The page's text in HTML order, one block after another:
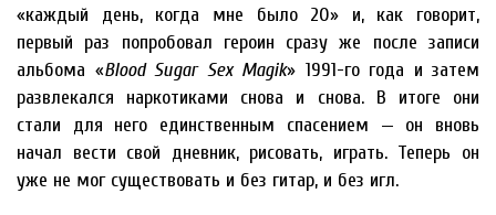
«каждый день, когда мне было 20» и, как говорит,
первый раз попробовал героин сразу же после записи
альбома «Blood Sugar Sex Magik» 1991-го года и затем
развлекался наркотиками снова и снова. В итоге они
стали для него единственным спасением — он вновь
начал вести свой дневник, рисовать, играть. Теперь он
уже не мог существовать и без гитар, и без игл.